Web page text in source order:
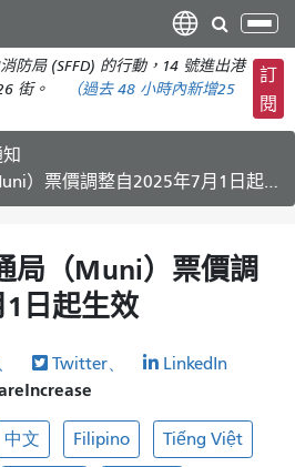
主
切
換
導
航
防局 (SFFD) 的行動，14 號進出港
街。
（過去 48 小時內新增25
訂
閱
）票價調整自2025年7月1日起生效
局（Muni）票價調
日起生效
Twitter、 LinkedIn
中文 Filipino Tiếng Việt